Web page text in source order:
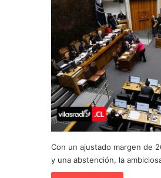
Con un ajustado margen de
y una abstención, la